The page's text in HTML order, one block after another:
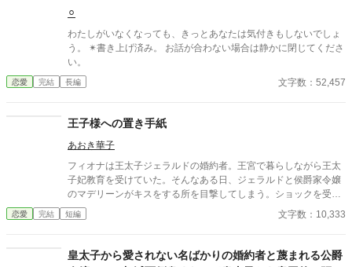
⚪︎
わたしがいなくなっても、きっとあなたは気付きもしないでしょ
う。 ✴︎書き上げ済み。 お話が合わない場合は静かに閉じてくださ
い。
恋愛 完結 長編 文字数：52,457
王子様への置き手紙
あおき華子
フィオナは王太子ジェラルドの婚約者。王宮で暮らしながら王太
子妃教育を受けていた。そんなある日、ジェラルドと侯爵家令嬢
のマデリーンがキスをする所を目撃してしまう。ショックを受け
たフィオナは自ら修道院に行くことを決意し、護衛騎士のエルマ
ーとともに王宮を逃げ出した。置き手紙を読んだ皇太子が追いか
す。
恋愛 完結 短編 文字数：10,333
皇太子から愛されない名ばかりの婚約者と蔑まれる公爵